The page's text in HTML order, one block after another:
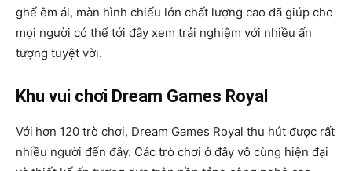
ghế êm ái, màn hình chiếu lớn chất lượng cao đã giúp cho
mọi người có thể tới đây xem trải nghiệm với nhiều ấn
tượng tuyệt vời.
Khu vui chơi Dream Games Royal
Với hơn 120 trò chơi, Dream Games Royal thu hút được rất
nhiều người đến đây. Các trò chơi ở đây vô cùng hiện đại